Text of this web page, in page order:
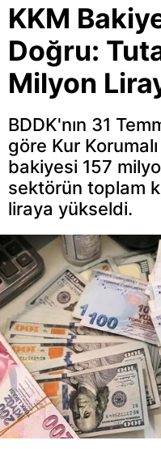
KKM
Doğru:
Milyon
BDDK'nın 31
göre Kur
bakiyesi 157
sektörün toplam
liraya yükseldi.